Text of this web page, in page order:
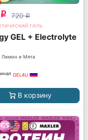
q 720q
гель
GEL + Electrolyte
Лимон и Мята
GEL4U
В корзину